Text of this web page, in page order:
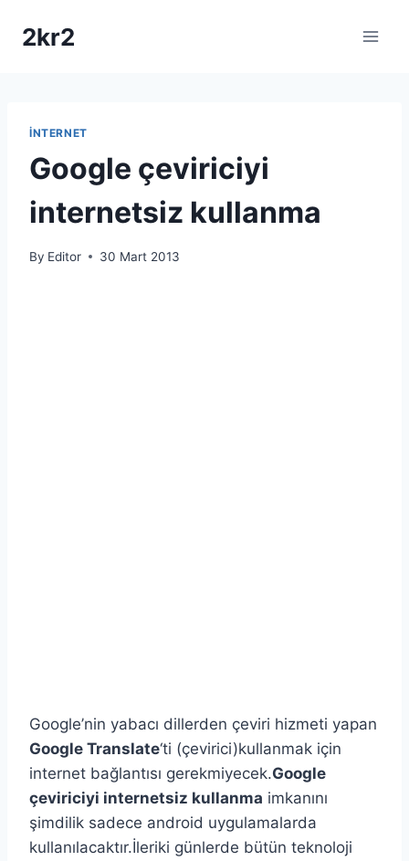
2kr2
İNTERNET
Google çeviriciyi
internetsiz kullanma
By Editor 30 Mart 2013
Google’nin yabacı dillerden çeviri hizmeti yapan
Google Translate‘ti (çevirici)kullanmak için
internet bağlantısı gerekmiyecek.Google
çeviriciyi internetsiz kullanma imkanını
şimdilik sadece android uygulamalarda
kullanılacaktır.İleriki günlerde bütün teknoloji